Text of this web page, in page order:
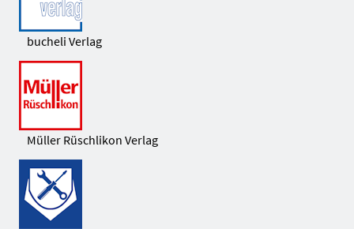
bucheli Verlag
Müller Rüschlikon Verlag